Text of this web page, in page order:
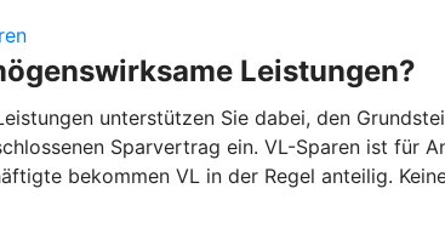
Leistungen?
unterstützen Sie dabei, den
Sparvertrag ein. VL-Sparen ist für
bekommen VL in der Regel anteilig.